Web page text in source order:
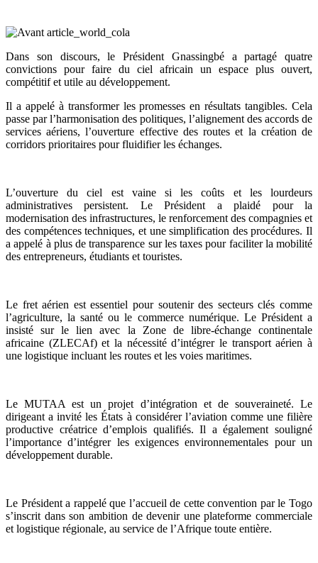
Dans son discours, le Président Gnassingbé a partagé quatre
convictions pour faire du ciel africain un espace plus ouvert,
compétitif et utile au développement.
Il a appelé à transformer les promesses en résultats tangibles. Cela
passe par l’harmonisation des politiques, l’alignement des accords de
services aériens, l’ouverture effective des routes et la création de
corridors prioritaires pour fluidifier les échanges.
L’ouverture du ciel est vaine si les coûts et les lourdeurs
administratives persistent. Le Président a plaidé pour la
modernisation des infrastructures, le renforcement des compagnies et
des compétences techniques, et une simplification des procédures. Il
a appelé à plus de transparence sur les taxes pour faciliter la mobilité
des entrepreneurs, étudiants et touristes.
Le fret aérien est essentiel pour soutenir des secteurs clés comme
l’agriculture, la santé ou le commerce numérique. Le Président a
insisté sur le lien avec la Zone de libre-échange continentale
africaine (ZLECAf) et la nécessité d’intégrer le transport aérien à
une logistique incluant les routes et les voies maritimes.
Le MUTAA est un projet d’intégration et de souveraineté. Le
dirigeant a invité les États à considérer l’aviation comme une filière
productive créatrice d’emplois qualifiés. Il a également souligné
l’importance d’intégrer les exigences environnementales pour un
développement durable.
Le Président a rappelé que l’accueil de cette convention par le Togo
s’inscrit dans son ambition de devenir une plateforme commerciale
et logistique régionale, au service de l’Afrique toute entière.